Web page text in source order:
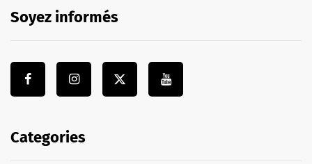
Soyez informés
Categories